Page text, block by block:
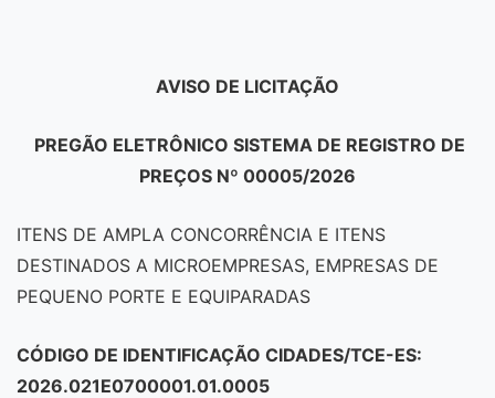
AVISO DE LICITAÇÃO
PREGÃO ELETRÔNICO SISTEMA DE REGISTRO DE
PREÇOS Nº 00005/2026
ITENS DE AMPLA CONCORRÊNCIA E ITENS
DESTINADOS A MICROEMPRESAS, EMPRESAS DE
PEQUENO PORTE E EQUIPARADAS
CÓDIGO DE IDENTIFICAÇÃO CIDADES/TCE-ES:
2026.021E0700001.01.0005